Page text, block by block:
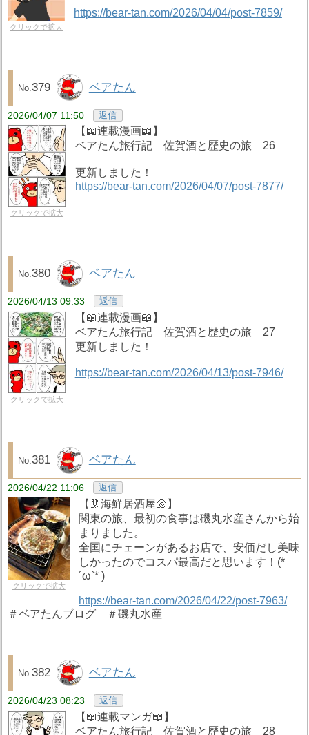
クリックで拡大
https://bear-tan.com/2026/04/04/post-7859/
379 ベアたん
2026/04/07 11:50 返信
クリックで拡大
【📖連載漫画📖】
ベアたん旅行記 佐賀酒と歴史の旅 26
更新しました！
https://bear-tan.com/2026/04/07/post-7877/
380 ベアたん
2026/04/13 09:33 返信
クリックで拡大
【📖連載漫画📖】
ベアたん旅行記 佐賀酒と歴史の旅 27
更新しました！
https://bear-tan.com/2026/04/13/post-7946/
381 ベアたん
2026/04/22 11:06 返信
クリックで拡大
【🦑海鮮居酒屋🐚】
関東の旅、最初の食事は磯丸水産さんから始
まりました。
全国にチェーンがあるお店で、安価だし美味
しかったのでコスパ最高だと思います！(*
´ω`* )
https://bear-tan.com/2026/04/22/post-7963/
＃ベアたんブログ ＃磯丸水産
382 ベアたん
2026/04/23 08:23 返信
【📖連載マンガ📖】
ベアたん旅行記 佐賀酒と歴史の旅 28